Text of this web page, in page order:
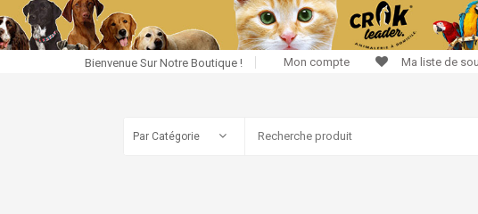
Bienvenue Sur Notre Boutique ! Mon compte Ma liste de